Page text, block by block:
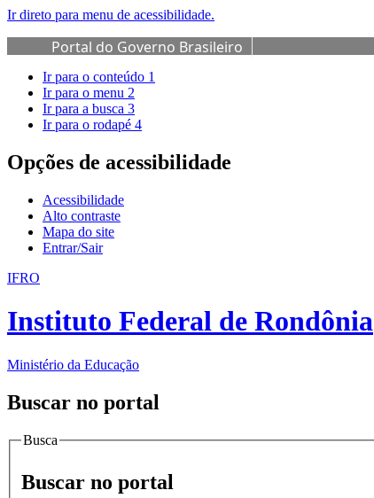
Ir direto para menu de acessibilidade.
Portal do Governo Brasileiro
Ir para o conteúdo 1
Ir para o menu 2
Ir para a busca 3
Ir para o rodapé 4
Opções de acessibilidade
Acessibilidade
Alto contraste
Mapa do site
Entrar/Sair
IFRO
Instituto Federal de Rondônia
Ministério da Educação
Buscar no portal
Busca
Buscar no portal